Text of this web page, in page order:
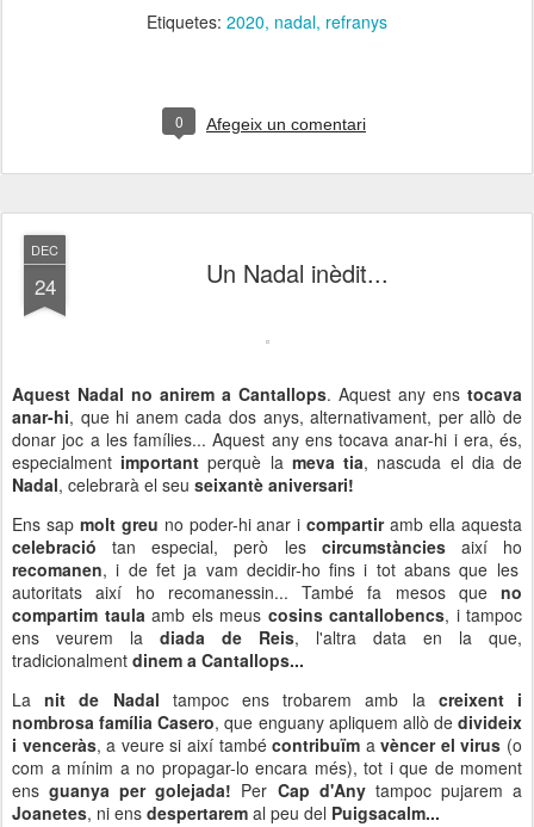
Etiquetes: 2020 nadal refranys
0 Afegeix un comentari
DEC
24 Un Nadal inèdit...
Aquest Nadal no anirem a Cantallops. Aquest any ens tocava
anar-hi, que hi anem cada dos anys, alternativament, per allò de
donar joc a les famílies... Aquest any ens tocava anar-hi i era, és,
especialment important perquè la meva tia, nascuda el dia de
Nadal, celebrarà el seu seixantè aniversari!
Ens sapmolt greu no poder-hi anar i compartiramb ella aquesta
celebració tan especial, però les circumstànciesaixí ho
recomanen, i de fet ja vam decidir-ho fins i tot abans que les
autoritats així ho recomanessin... També fa mesos que no
compartim taulaamb els meus cosins cantallobencs, i tampoc
ens veurem la diada de Reis, l'altra data en la que,
tradicionalment dinem a Cantallops...
Lanit de Nadal tampoc ens trobarem amb lacreixent i
nombrosa família Casero, que enguany apliquem allò de divideix
i venceràs, a veure si així tambécontribuïm avèncer el virus (o
com a mínim a no propagar-lo encara més), tot i que de moment
ensguanya per golejada! Per Cap d'Anytampoc pujarem a
Joanetes, ni ens despertarem al peu del Puigsacalm...